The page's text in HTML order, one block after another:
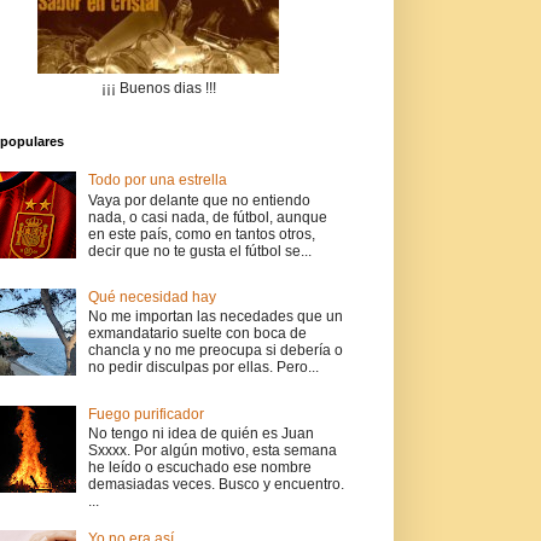
¡¡¡ Buenos dias !!!
Todo por una estrella
Vaya por delante que no entiendo
nada, o casi nada, de fútbol, aunque
en este país, como en tantos otros,
decir que no te gusta el fútbol se...
Qué necesidad hay
No me importan las necedades que un
exmandatario suelte con boca de
chancla y no me preocupa si debería o
no pedir disculpas por ellas. Pero...
Fuego purificador
No tengo ni idea de quién es Juan
Sxxxx. Por algún motivo, esta semana
he leído o escuchado ese nombre
demasiadas veces. Busco y encuentro.
...